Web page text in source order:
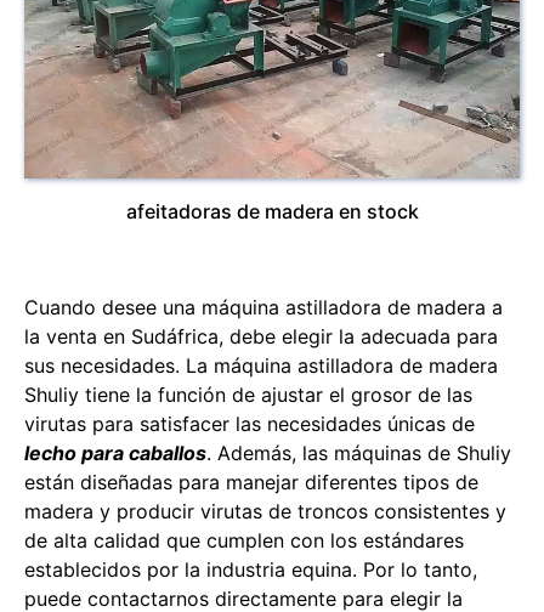
afeitadoras de madera en stock
Cuando desee una máquina astilladora de madera a
la venta en Sudáfrica, debe elegir la adecuada para
sus necesidades. La máquina astilladora de madera
Shuliy tiene la función de ajustar el grosor de las
virutas para satisfacer las necesidades únicas de
lecho para caballos. Además, las máquinas de Shuliy
están diseñadas para manejar diferentes tipos de
madera y producir virutas de troncos consistentes y
de alta calidad que cumplen con los estándares
establecidos por la industria equina. Por lo tanto,
puede contactarnos directamente para elegir la